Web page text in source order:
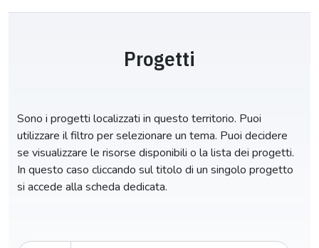
Progetti
Sono i progetti localizzati in questo territorio. Puoi
utilizzare il filtro per selezionare un tema. Puoi decidere
se visualizzare le risorse disponibili o la lista dei progetti.
In questo caso cliccando sul titolo di un singolo progetto
si accede alla scheda dedicata.